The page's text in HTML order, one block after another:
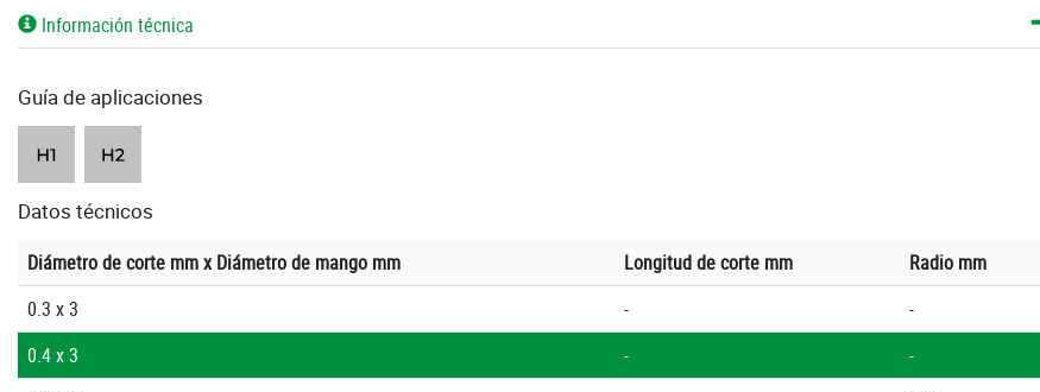
Información técnica
Guía de aplicaciones
Datos técnicos
Diámetro de corte mm x Diámetro de mango mm Longitud de corte mm
Radio mm
0.3 x 3
-
-
0.4 x 3
-
-